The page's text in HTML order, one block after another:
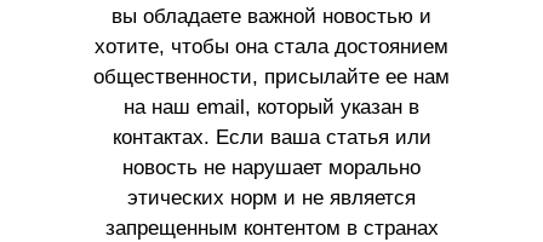
вы обладаете важной новостью и
хотите, чтобы она стала достоянием
общественности, присылайте ее нам
на наш email, который указан в
контактах. Если ваша статья или
новость не нарушает морально
этических норм и не является
запрещенным контентом в странах